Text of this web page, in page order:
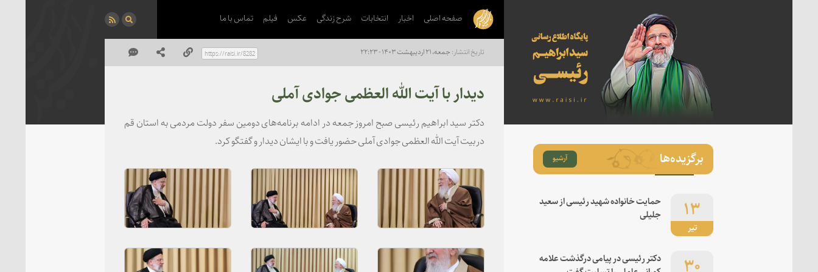
صفحه اصلی اخبار انتخابات شرح زندگی عکس فیلم تماس با ما
جمعه، ۲۱ اردیبهشت ۱۴۰۳ - ۲۲:۲۳
دیدار با آیت الله العظمی جوادی آملی
دکتر سید ابراهیم رئیسی صبح امروز جمعه در ادامه برنامه‌های دومین سفر دولت مردمی به استان قم
دربیت آیت الله العظمی جوادی آملی حضور یافت و با ایشان دیدار و گفتگو کرد.
برگزیده‌ها آرشیو
تیر
۱۳
حمایت خانواده شهید رئیسی از سعید
جلیلی
۳۰
دکتر رئیسی در پیامی درگذشت علامه